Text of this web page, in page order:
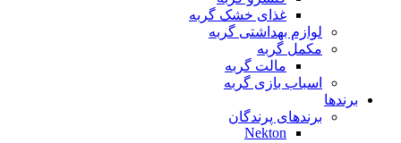
غذای خشک گربه
لوازم بهداشتی گربه
مکمل گربه
مالت گربه
اسباب بازی گربه
برندها
برندهای پرندگان
Nekton